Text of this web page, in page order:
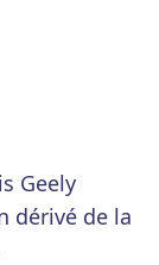
Geely
dérivé de la